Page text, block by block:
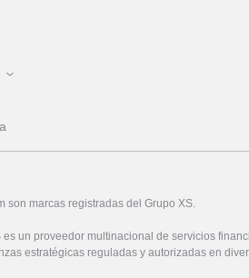
son marcas registradas del Grupo XS.
es un proveedor multinacional de servicios
estratégicas reguladas y autorizadas en